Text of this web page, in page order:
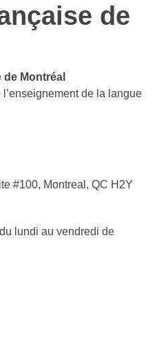
de
Montréal
de la langue
#100, Montreal, QC H2Y
lundi au vendredi de